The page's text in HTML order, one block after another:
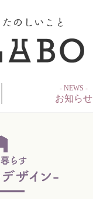
- NEWS -
お知らせ